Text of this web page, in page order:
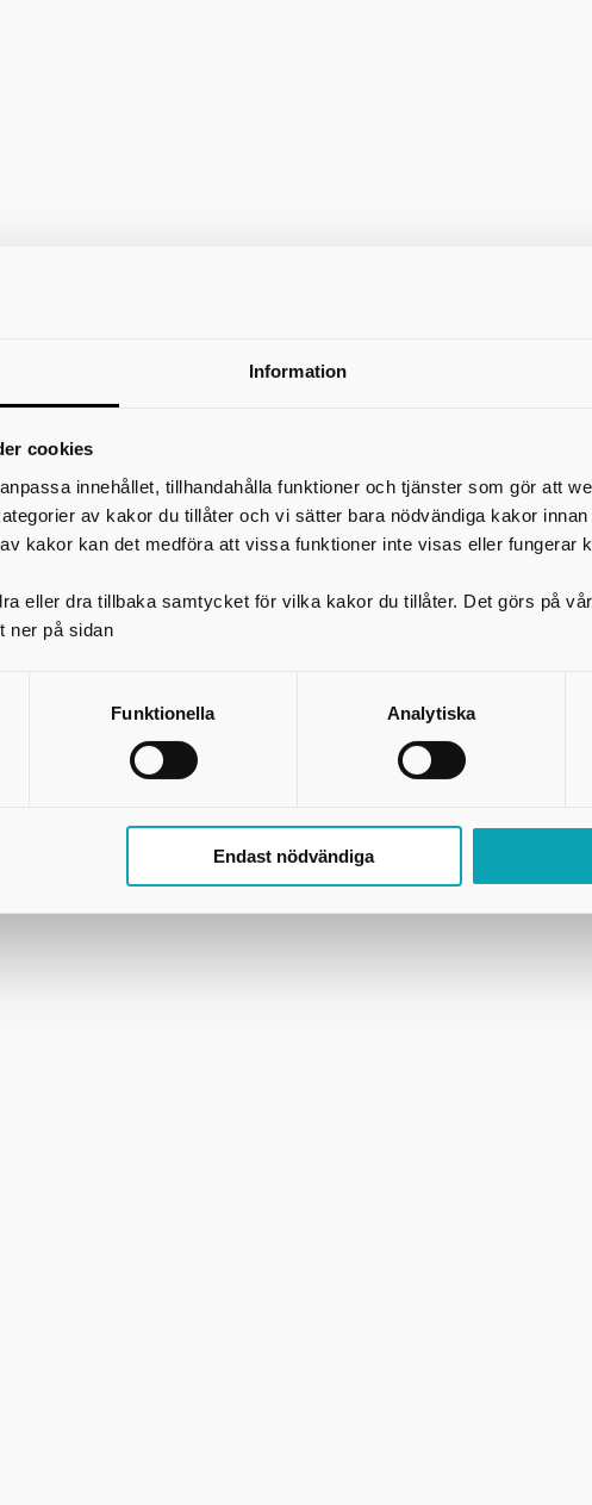
Information
cookies
innehållet, tillhandahålla funktioner och tjänster som gör att
av kakor du tillåter och vi sätter bara nödvändiga kakor
kakor kan det medföra att vissa funktioner inte visas eller fungerar
eller dra tillbaka samtycket för vilka kakor du tillåter. Det görs på
ner på sidan
Funktionella Analytiska
Endast nödvändiga